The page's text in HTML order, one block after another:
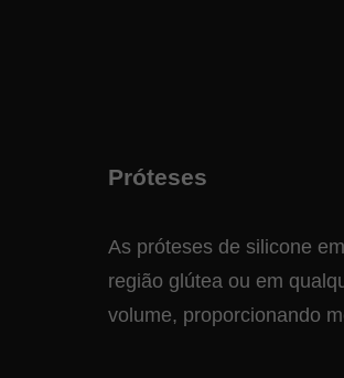
Próteses
As próteses de silicone
região glútea ou em
volume, proporcionando